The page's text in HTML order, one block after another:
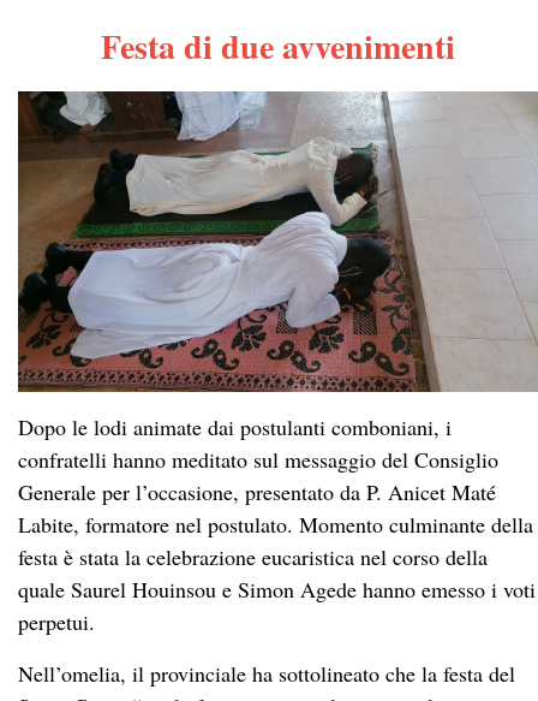
Festa di due avvenimenti
Dopo le lodi animate dai postulanti comboniani, i
confratelli hanno meditato sul messaggio del Consiglio
Generale per l’occasione, presentato da P. Anicet Maté
Labite, formatore nel postulato. Momento culminante della
festa è stata la celebrazione eucaristica nel corso della
quale Saurel Houinsou e Simon Agede hanno emesso i voti
perpetui.
Nell’omelia, il provinciale ha sottolineato che la festa del